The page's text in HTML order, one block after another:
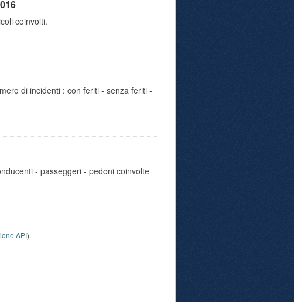
coinvolti.
di incidenti : con feriti - senza feriti -
- passeggeri - pedoni coinvolte
API).